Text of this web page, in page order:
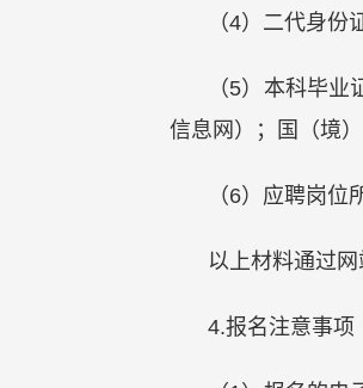
（4）二代身份
（5）本科毕
信息网）；国（境
（6）应聘岗位
以上材料通过
4.报名注意事项